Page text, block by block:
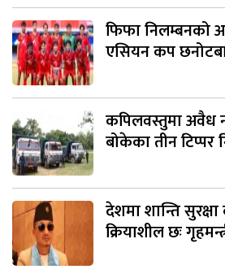
फिफा निलम्बनको
एसियन कप
कपिलवस्तुमा अवैध
बोकेका तीन टिप्पर
देशमा शान्ति
क्रियाशील छः